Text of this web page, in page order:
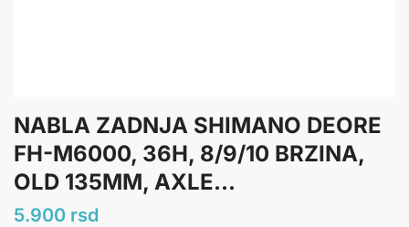
NABLA ZADNJA SHIMANO DEORE
FH-M6000, 36H, 8/9/10 BRZINA,
OLD 135MM, AXLE...
5.900 rsd